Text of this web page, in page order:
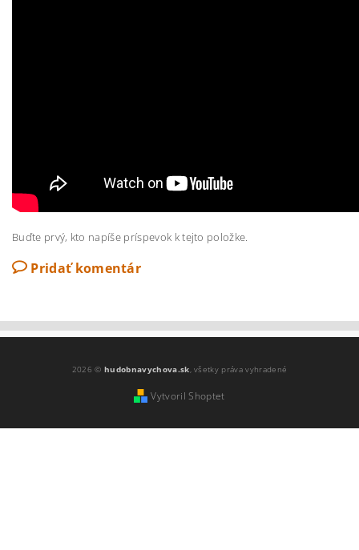
Buďte prvý, kto napíše príspevok k tejto položke.
Pridať komentár
2026 ©hudobnavychova.sk, všetky práva vyhradené
Vytvoril Shoptet